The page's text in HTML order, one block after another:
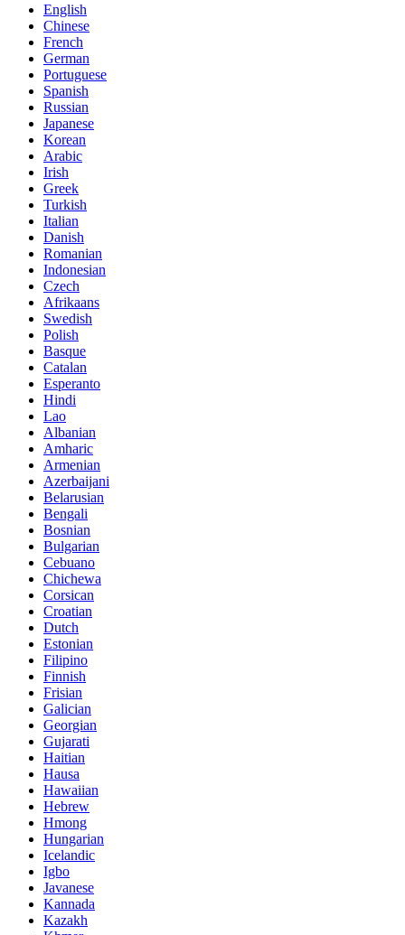
English
Chinese
French
German
Portuguese
Spanish
Russian
Japanese
Korean
Arabic
Irish
Greek
Turkish
Italian
Danish
Romanian
Indonesian
Czech
Afrikaans
Swedish
Polish
Basque
Catalan
Esperanto
Hindi
Lao
Albanian
Amharic
Armenian
Azerbaijani
Belarusian
Bengali
Bosnian
Bulgarian
Cebuano
Chichewa
Corsican
Croatian
Dutch
Estonian
Filipino
Finnish
Frisian
Galician
Georgian
Gujarati
Haitian
Hausa
Hawaiian
Hebrew
Hmong
Hungarian
Icelandic
Igbo
Javanese
Kannada
Kazakh